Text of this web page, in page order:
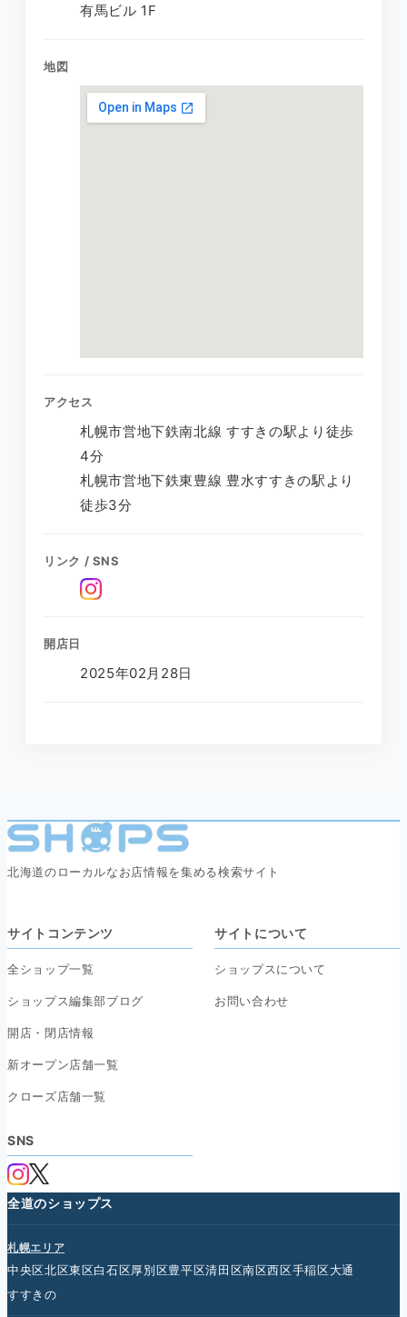
有馬ビル 1F
地図
アクセス
札幌市営地下鉄南北線 すすきの駅より徒歩
4分
札幌市営地下鉄東豊線 豊水すすきの駅より
徒歩3分
リンク / SNS
開店日
2025年02月28日
北海道のローカルなお店情報を集める検索サイト
サイトコンテンツ
全ショップ一覧
ショップス編集部ブログ
開店・閉店情報
新オープン店舗一覧
クローズ店舗一覧
サイトについて
ショップスについて
お問い合わせ
SNS
全道のショップス
札幌エリア
中央区北区東区白石区厚別区豊平区清田区南区西区手稲区大通
すすきの